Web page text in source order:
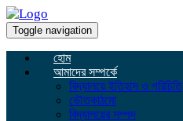
Toggle navigation
হোম
আমাদের সম্পর্কে
বিদ্যালয়ে ইতিহাস ও পরিচিতি
ভৌতকাঠমো
বিদ্যালয়ের সম্পদ